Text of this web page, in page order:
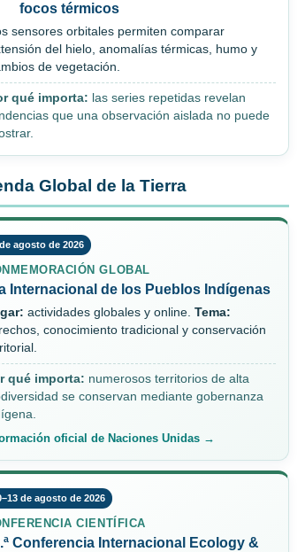
focos térmicos
sensores orbitales permiten comparar
del hielo, anomalías térmicas, humo y
de vegetación.
qué importa: las series repetidas revelan
que una observación aislada no puede
Global de la Tierra
agosto de 2026
GLOBAL
Internacional de los Pueblos Indígenas
actividades globales y online. Tema:
conocimiento tradicional y conservación
qué importa: numerosos territorios de alta
se conservan mediante gobernanza
oficial de Naciones Unidas →
de agosto de 2026
CIENTÍFICA
Conferencia Internacional Ecology &